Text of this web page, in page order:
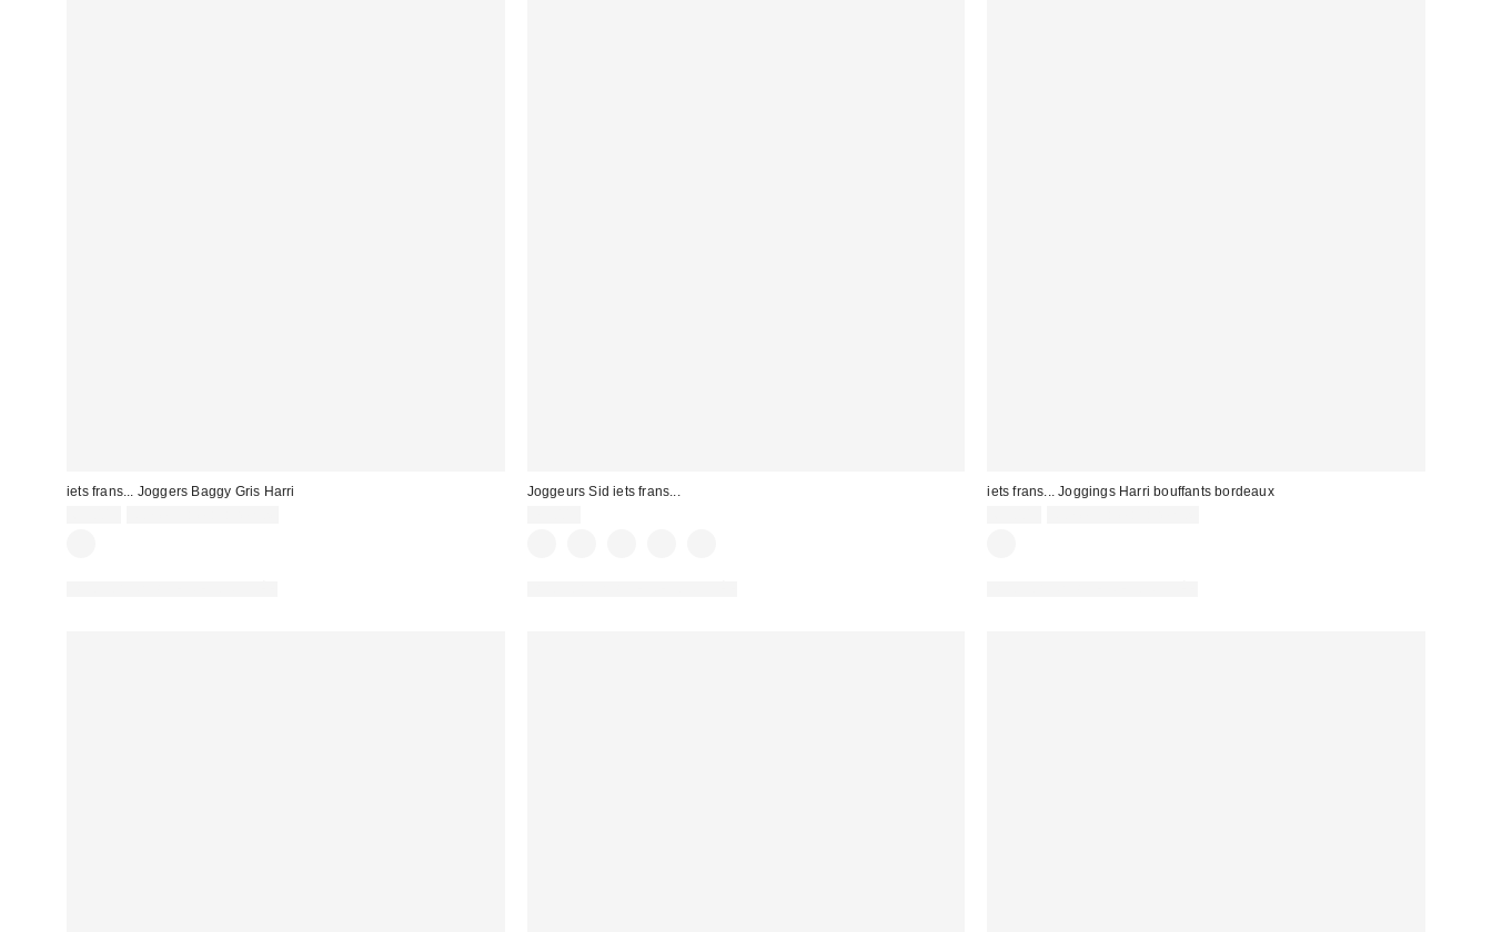
iets frans... Joggers Baggy Gris Harri
Joggeurs Sid iets frans...
iets frans... Joggings Harri bouffants bordeaux